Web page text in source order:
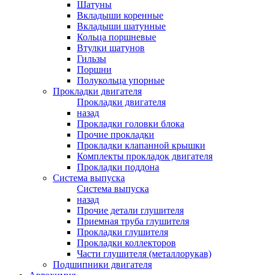
Шатуны
Вкладыши коренные
Вкладыши шатунные
Кольца поршневые
Втулки шатунов
Гильзы
Поршни
Полукольца упорные
Прокладки двигателя
Прокладки двигателя
назад
Прокладки головки блока
Прочие прокладки
Прокладки клапанной крышки
Комплекты прокладок двигателя
Прокладки поддона
Система выпуска
Система выпуска
назад
Прочие детали глушителя
Приемная труба глушителя
Прокладки глушителя
Прокладки коллекторов
Части глушителя (металлорукав)
Подшипники двигателя